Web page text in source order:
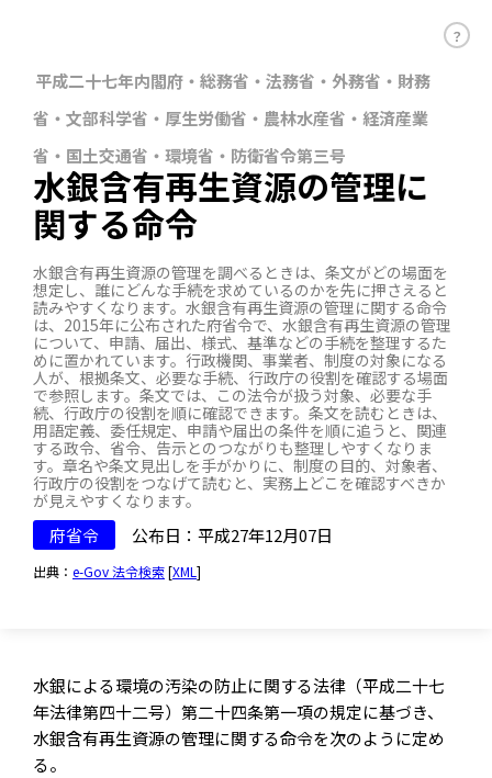
平成二十七年内閣府・総務省・法務省・外務省・財務
省・文部科学省・厚生労働省・農林水産省・経済産業
省・国土交通省・環境省・防衛省令第三号
水銀含有再生資源の管理に
関する命令
水銀含有再生資源の管理を調べるときは、条文がどの場面を
想定し、誰にどんな手続を求めているのかを先に押さえると
読みやすくなります。水銀含有再生資源の管理に関する命令
は、2015年に公布された府省令で、水銀含有再生資源の管理
について、申請、届出、様式、基準などの手続を整理するた
めに置かれています。行政機関、事業者、制度の対象になる
人が、根拠条文、必要な手続、行政庁の役割を確認する場面
で参照します。条文では、この法令が扱う対象、必要な手
続、行政庁の役割を順に確認できます。条文を読むときは、
用語定義、委任規定、申請や届出の条件を順に追うと、関連
する政令、省令、告示とのつながりも整理しやすくなりま
す。章名や条文見出しを手がかりに、制度の目的、対象者、
行政庁の役割をつなげて読むと、実務上どこを確認すべきか
が見えやすくなります。
府省令 公布日：平成27年12月07日
出典： e-Gov 法令検索[XML ]
水銀による環境の汚染の防止に関する法律（平成二十七
年法律第四十二号）第二十四条第一項の規定に基づき、
水銀含有再生資源の管理に関する命令を次のように定め
る。
？